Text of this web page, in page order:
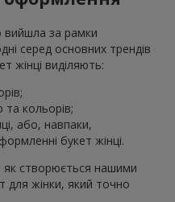
вийшла за рамки
серед основних трендів
жінці виділяють:
та кольорів;
або, навпаки,
букет жінці.
створюється нашими
для жінки, який точно